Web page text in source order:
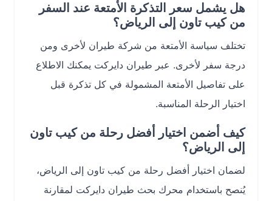
هل يشمل سعر التذكرة الأمتعة عند السفر
من كيب تاون إلى الرياض؟
تختلف سياسة الأمتعة من شركة طيران لأخرى ومن
درجة سفر لأخرى. عبر طيران دايركت يمكنك الاطلاع
على تفاصيل الأمتعة المشمولة في كل تذكرة قبل
اختيار الرحلة المناسبة.
كيف أضمن اختيار أفضل رحلة من كيب تاون
إلى الرياض؟
لضمان اختيار أفضل رحلة من كيب تاون إلى الرياض،
يُنصح باستخدام محرك بحث طيران دايركت لمقارنة